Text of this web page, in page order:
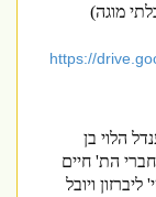
מוגה)
https://
בן
הת' חיים
ויובל